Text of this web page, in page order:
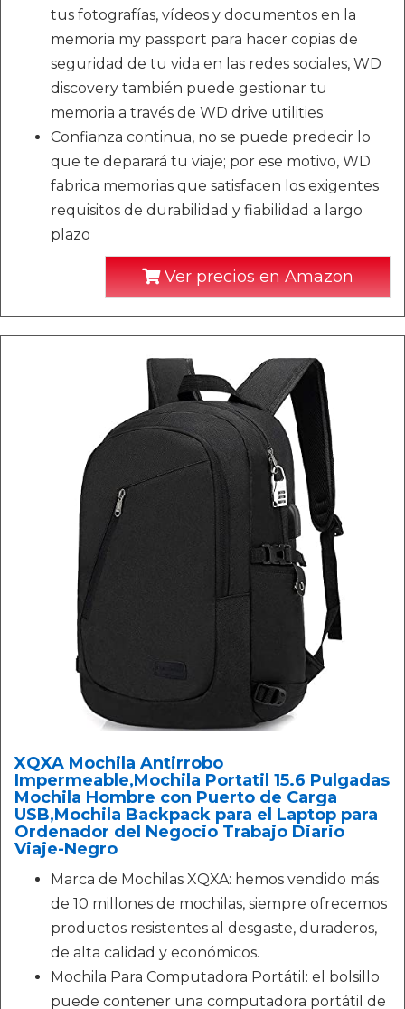
tus fotografías, vídeos y documentos en la
memoria my passport para hacer copias de
seguridad de tu vida en las redes sociales, WD
discovery también puede gestionar tu
memoria a través de WD drive utilities
Confianza continua, no se puede predecir lo
que te deparará tu viaje; por ese motivo, WD
fabrica memorias que satisfacen los exigentes
requisitos de durabilidad y fiabilidad a largo
plazo
Ver precios en Amazon
XQXA Mochila Antirrobo
Impermeable,Mochila Portatil 15.6 Pulgadas
Mochila Hombre con Puerto de Carga
USB,Mochila Backpack para el Laptop para
Ordenador del Negocio Trabajo Diario
Viaje-Negro
Marca de Mochilas XQXA: hemos vendido más
de 10 millones de mochilas, siempre ofrecemos
productos resistentes al desgaste, duraderos,
de alta calidad y económicos.
Mochila Para Computadora Portátil: el bolsillo
puede contener una computadora portátil de